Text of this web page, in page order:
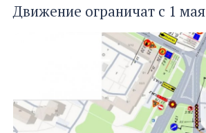
Движение ограничат с 1 мая